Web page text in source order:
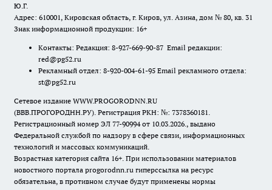
Ю.Г.
Адрес: 610001, Кировская область, г. Киров, ул. Азина, дом № 80, кв. 31
Знак информационной продукции: 16+
Контакты: Редакция: 8-927-669-90-87 Email редакции:
red@pg52.ru
Рекламный отдел: 8-920-004-61-95 Email рекламного отдела:
st@pg52.ru
Сетевое издание WWW.PROGORODNN.RU
(ВВВ.ПРОГОРОДНН.РУ). Регистрация РКН: №: 7378360181.
Регистрационный номер ЭЛ 77-90994 от 10.03.2026., выдано
Федеральной службой по надзору в сфере связи, информационных
технологий и массовых коммуникаций.
Возрастная категория сайта 16+. При использовании материалов
новостного портала progorodnn.ru гиперссылка на ресурс
обязательна, в противном случае будут применены нормы